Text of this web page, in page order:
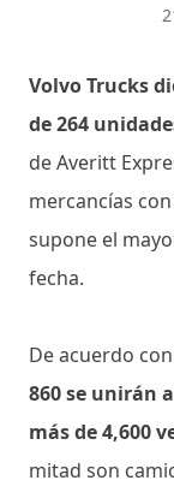
Volvo Trucks
de 264
de Averitt
mercancías
supone el
fecha.
De acuerdo
860 se unirán
más de 4,600
mitad son